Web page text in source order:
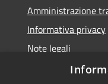
Amministrazione
Informativa privacy
Note legali
Dichiarazione di